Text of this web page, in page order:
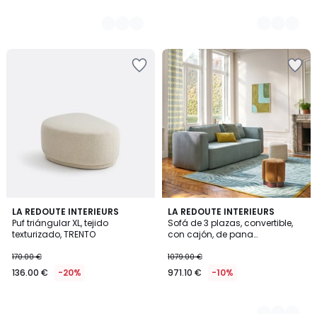
LA REDOUTE INTERIEURS
Puf triángular XL, tejido
texturizado, TRENTO
170.00 €
136.00 € -20%
LA REDOUTE INTERIEURS
Sofá de 3 plazas, convertible,
con cajón, de pana
1079.00 €
971.10 € -10%
3
Colores